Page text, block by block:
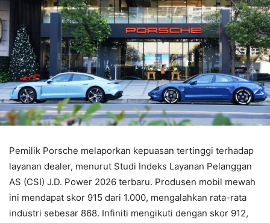
Pemilik Porsche melaporkan kepuasan tertinggi terhadap
layanan dealer, menurut Studi Indeks Layanan Pelanggan
AS (CSI) J.D. Power 2026 terbaru. Produsen mobil mewah
ini mendapat skor 915 dari 1.000, mengalahkan rata-rata
industri sebesar 868. Infiniti mengikuti dengan skor 912,